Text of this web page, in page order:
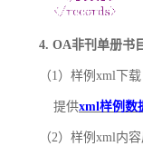
4. OA非刊单册书
（1）样例xml下载
提供xml样例数
（2）样例xml内